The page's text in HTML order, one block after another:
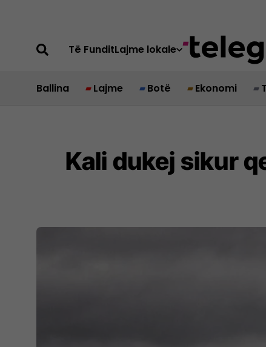
Të FunditLajme lokale
Ballina Lajme Botë Ekonomi
Kali dukej sikur